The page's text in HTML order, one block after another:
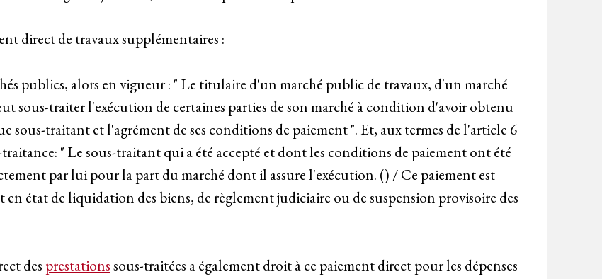
direct de travaux supplémentaires :
publics, alors en vigueur : " Le titulaire d'un marché public de travaux, d'un marché
sous-traiter l'exécution de certaines parties de son marché à condition d'avoir obtenu
traitant et l'agrément de ses conditions de paiement ". Et, aux termes de l'article 6
traitance: " Le sous-traitant qui a été accepté et dont les conditions de paiement ont été
par lui pour la part du marché dont il assure l'exécution. () / Ce paiement est
état de liquidation des biens, de règlement judiciaire ou de suspension provisoire des
des prestationssous-traitées a également droit à ce paiement direct pour les dépenses